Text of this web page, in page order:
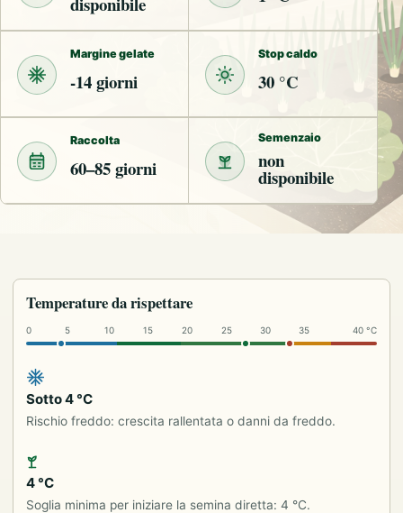
Margine gelate
-14 giorni
Stop caldo
30 °C
Raccolta
60–85 giorni
Semenzaio
non
disponibile
Temperature da rispettare
0 5 10 15 20 25 30 35 40 °C
Sotto 4 °C
Rischio freddo: crescita rallentata o danni da freddo.
4 °C
Soglia minima per iniziare la semina diretta: 4 °C.